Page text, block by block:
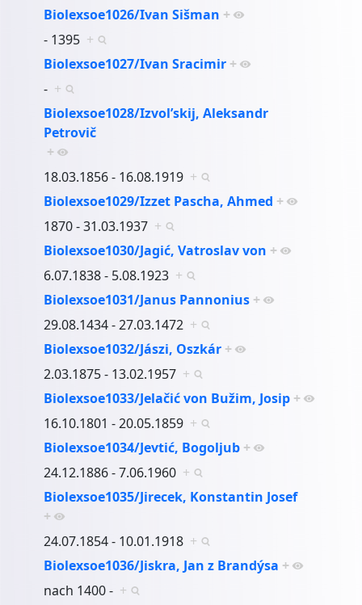
Biolexsoe1026/Ivan Sišman +
- 1395 +
Biolexsoe1027/Ivan Sracimir +
- +
Biolexsoe1028/Izvol’skij, Aleksandr
Petrovič
+
18.03.1856 - 16.08.1919 +
Biolexsoe1029/Izzet Pascha, Ahmed +
1870 - 31.03.1937 +
Biolexsoe1030/Jagić, Vatroslav von +
6.07.1838 - 5.08.1923 +
Biolexsoe1031/Janus Pannonius +
29.08.1434 - 27.03.1472 +
Biolexsoe1032/Jászi, Oszkár +
2.03.1875 - 13.02.1957 +
Biolexsoe1033/Jelačić von Bužim, Josip +
16.10.1801 - 20.05.1859 +
Biolexsoe1034/Jevtić, Bogoljub +
24.12.1886 - 7.06.1960 +
Biolexsoe1035/Jirecek, Konstantin Josef
+
24.07.1854 - 10.01.1918 +
Biolexsoe1036/Jiskra, Jan z Brandýsa +
nach 1400 - +